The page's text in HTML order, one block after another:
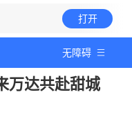
打开
无障碍
万达共赴甜城